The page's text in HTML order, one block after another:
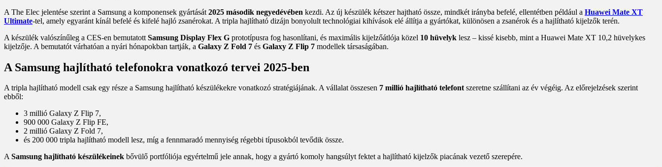
A The Elec jelentése szerint a Samsung a komponensek gyártását 2025 második negyedévében kezdi. Az új készülék kétszer hajtható össze, mindkét irányba befelé, ellentétben például a Huawei Mate XT
Ultimate-tel, amely egyaránt kínál befelé és kifelé hajló zsanérokat. A tripla hajlítható dizájn bonyolult technológiai kihívások elé állítja a gyártókat, különösen a zsanérok és a hajlítható kijelzők terén.
A készülék valószínűleg a CES-en bemutatott Samsung Display Flex G prototípusra fog hasonlítani, és maximális kijelzőátlója közel 10 hüvelyk lesz – kissé kisebb, mint a Huawei Mate XT 10,2 hüvelykes
kijelzője. A bemutatót várhatóan a nyári hónapokban tartják, a Galaxy Z Fold 7 és Galaxy Z Flip 7 modellek társaságában.
A Samsung hajlítható telefonokra vonatkozó tervei 2025-ben
A tripla hajlítható modell csak egy része a Samsung hajlítható készülékekre vonatkozó stratégiájának. A vállalat összesen 7 millió hajlítható telefontszeretne szállítani az év végéig. Az előrejelzések szerint
ebből:
3 millió Galaxy Z Flip 7,
900 000 Galaxy Z Flip FE,
2 millió Galaxy Z Fold 7,
és 200 000 tripla hajlítható modell lesz, míg a fennmaradó mennyiség régebbi típusokból tevődik össze.
ASamsung hajlítható készülékeinek bővülő portfóliója egyértelmű jele annak, hogy a gyártó komoly hangsúlyt fektet a hajlítható kijelzők piacának vezető szerepére.